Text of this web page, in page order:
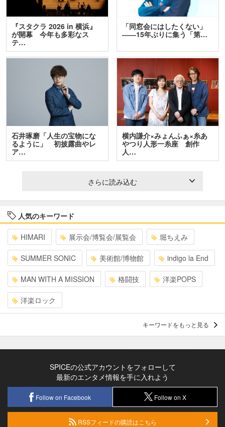
『スタクラ 2026 in 横浜』
が開幕 今年も多彩なス
テ…
「同窓会にはしたくない」
――15年ぶりに集う「第…
石井琢磨「人生の宝物にな
るように」 初披露曲やレ
ア…
横内謙介×みょんふぁ×糸あ
やつり人形一糸座 創作
人…
さらに読み込む
人気のキーワード
HIMARI 展示会/博覧会/展覧会 堀ちえみ
SUMMER SONIC 美術館/博物館 indigo la End
MAN WITH A MISSION 格闘技 洋楽POPS
洋楽ロック
キーワードをもっと見る
SPICEの公式アカウントをフォローして
最新のエンタメ情報を手に入れよう
Follow on Facebook Follow on X
RSSフィードの購読はこちら